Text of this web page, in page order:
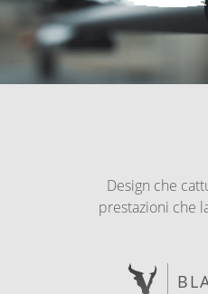
Design che
prestazioni che